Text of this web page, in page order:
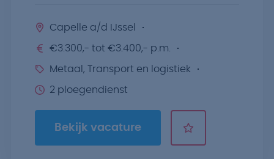
Capelle a/d IJssel
€3.300,- tot €3.400,- p.m.
Metaal, Transport en logistiek
2 ploegendienst
Bekijk vacature